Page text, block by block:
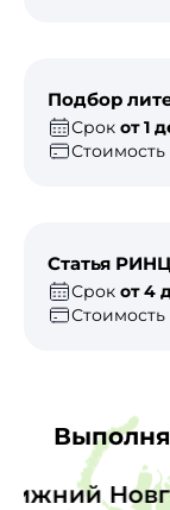
Подбор
Срок от 1
Стоимость
Статья
Срок от 4
Стоимость
Нижний